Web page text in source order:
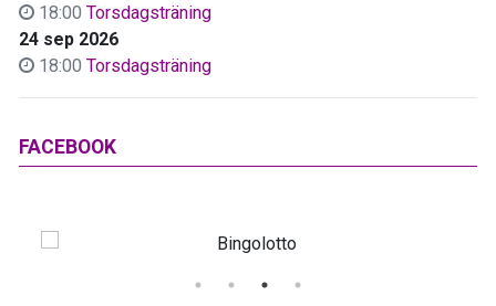
18:00 Torsdagsträning
24 sep 2026
18:00 Torsdagsträning
FACEBOOK